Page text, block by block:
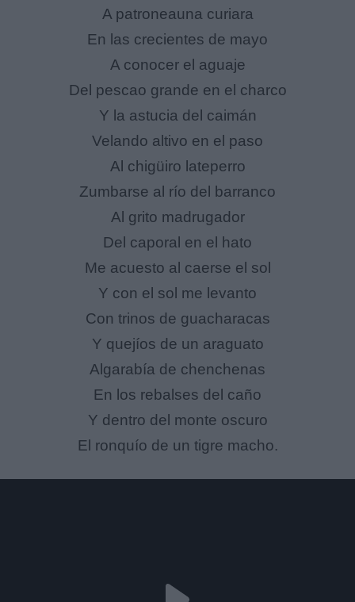
A patroneauna curiara
En las crecientes de mayo
A conocer el aguaje
Del pescao grande en el charco
Y la astucia del caimán
Velando altivo en el paso
Al chigüiro lateperro
Zumbarse al río del barranco
Al grito madrugador
Del caporal en el hato
Me acuesto al caerse el sol
Y con el sol me levanto
Con trinos de guacharacas
Y quejíos de un araguato
Algarabía de chenchenas
En los rebalses del caño
Y dentro del monte oscuro
El ronquío de un tigre macho.